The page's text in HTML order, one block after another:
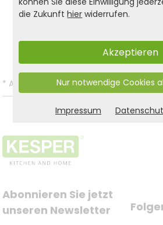
Produkt- und Sicherheitshinweise:
Zurück zur Liste
* Alle Preise inkl. gesetzl. MwSt. und
Abonnieren Sie jetzt
unseren Newsletter
die Zukunfthier widerrufen.
Akzeptieren
Nur notwendige Cookies
Impressum